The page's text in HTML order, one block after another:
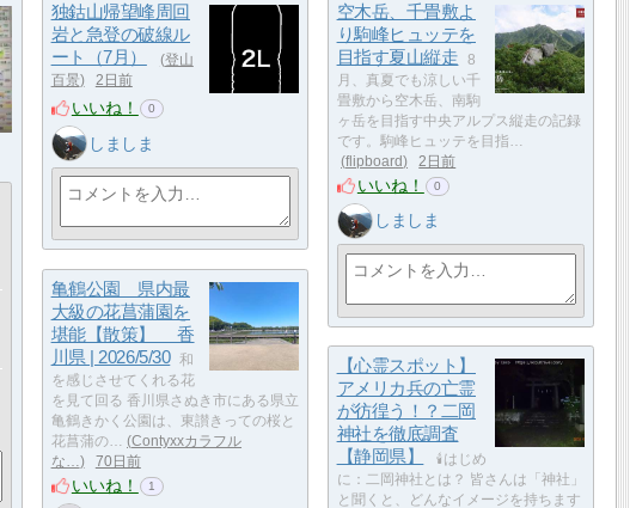
独鈷山帰望峰周回
岩と急登の破線ル
ート（7月）
登山
百景
2日前
いいね！ 0
しましま
空木岳、千畳敷よ
り駒峰ヒュッテを
目指す夏山縦走
8
月、真夏でも涼しい千
畳敷から空木岳、南駒
ヶ岳を目指す中央アルプス縦走の記録
です。駒峰ヒュッテを目指…
flipboard
2日前
いいね！ 0
しましま
亀鶴公園 県内最
大級の花菖蒲園を
堪能【散策】 香
川県 | 2026/5/30
和
を感じさせてくれる花
を見て回る 香川県さぬき市にある県立
亀鶴きかく公園は、東讃きっての桜と
花菖蒲の…
Contyxxカラフル
な…
70日前
いいね！ 1
【心霊スポット】
アメリカ兵の亡霊
が彷徨う！？二岡
神社を徹底調査
【静岡県】
🕯️はじめ
に：二岡神社とは？ 皆さんは「神社」
と聞くと、どんなイメージを持ちます